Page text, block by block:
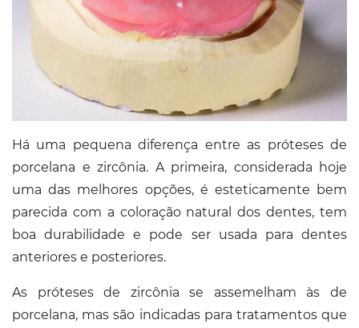
Há uma pequena diferença entre as próteses de
porcelana e zircônia. A primeira, considerada hoje
uma das melhores opções, é esteticamente bem
parecida com a coloração natural dos dentes, tem
boa durabilidade e pode ser usada para dentes
anteriores e posteriores.
As próteses de zircônia se assemelham às de
porcelana, mas são indicadas para tratamentos que